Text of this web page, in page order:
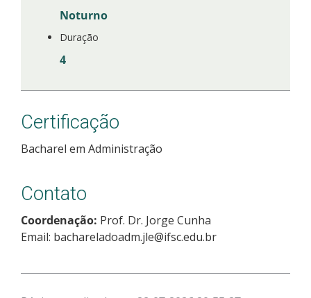
Noturno
Duração
4
Certificação
Bacharel em Administração
Contato
Coordenação: Prof. Dr. Jorge Cunha
Email: bachareladoadm.jle@ifsc.edu.br